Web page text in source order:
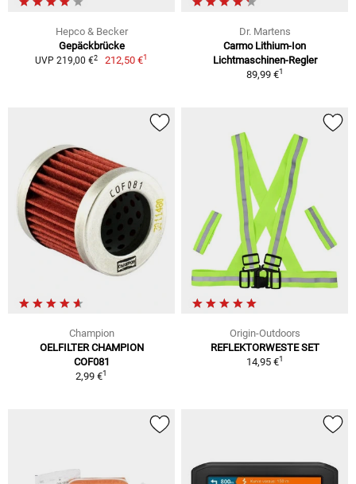
Hepco & Becker
Gepäckbrücke
UVP 219,00 €2 212,50 €1
Dr. Martens
Carmo Lithium-Ion
Lichtmaschinen-Regler
89,99 €1
Champion
OELFILTER CHAMPION
COF081
2,99 €1
Origin-Outdoors
REFLEKTORWESTE SET
14,95 €1